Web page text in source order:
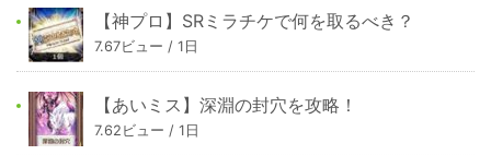
【神プロ】SRミラチケで何を取るべき？
7.67ビュー / 1日
【あいミス】深淵の封穴を攻略！
7.62ビュー / 1日